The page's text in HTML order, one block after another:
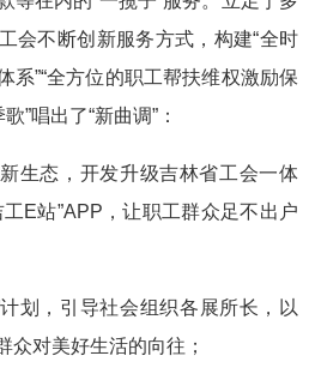
会不断创新服务方式，构建“全时
系”“全方位的职工帮扶维权激励保
”唱出了“新曲调”：
生态，开发升级吉林省工会一体
E站”APP，让职工群众足不出户
划，引导社会组织各展所长，以
众对美好生活的向往；